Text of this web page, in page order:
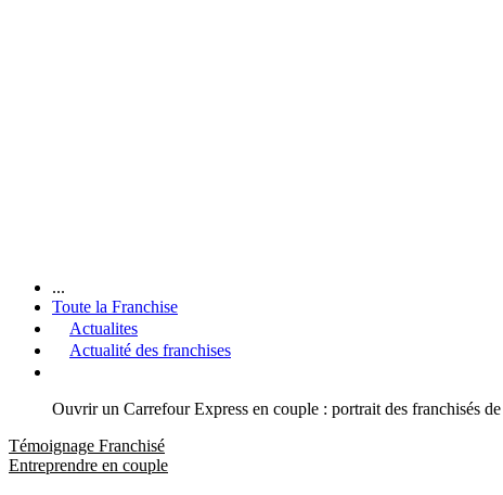
...
Toute la Franchise
Actualites
Actualité des franchises
Ouvrir un Carrefour Express en couple : portrait des franchisés
Témoignage Franchisé
Entreprendre en couple